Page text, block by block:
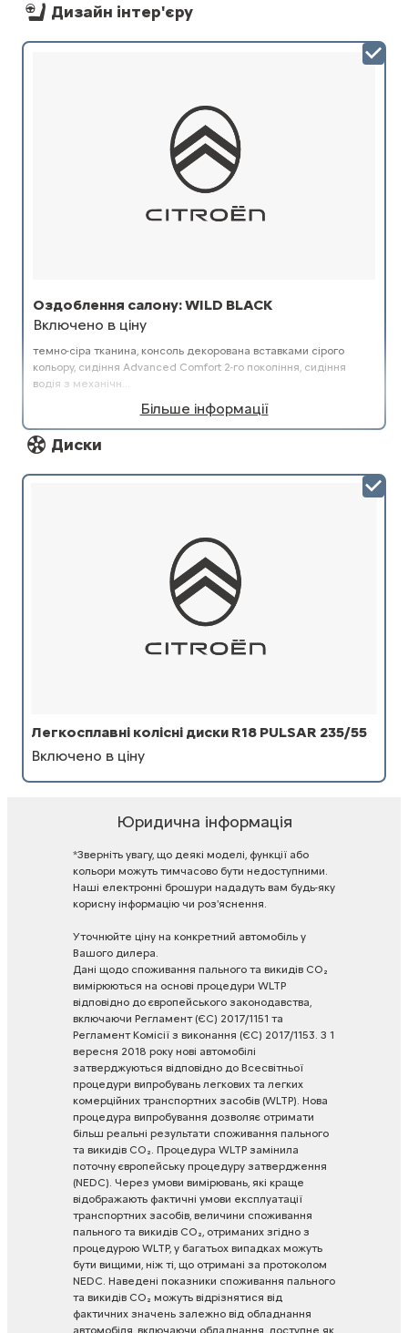
Дизайн інтер'єру
Оздоблення салону: WILD BLACK
Включено в ціну
темно-сіра тканина, консоль декорована вставками сірого
кольору, cидіння Advanced Comfort 2-го покоління, сидіння
водія з механічн...
Більше інформації
Диски
Легкосплавні колісні диски R18 PULSAR 235/55
Включено в ціну
Юридична інформація
*Зверніть увагу, що деякі моделі, функції або
кольори можуть тимчасово бути недоступними.
Наші електронні брошури нададуть вам будь-яку
корисну інформацію чи роз'яснення.
Уточнюйте ціну на конкретний автомобіль у
Вашого дилера.
Дані щодо споживання пального та викидів CO₂
вимірюються на основі процедури WLTP
відповідно до європейського законодавства,
включаючи Регламент (ЄС) 2017/1151 та
Регламент Комісії з виконання (ЄС) 2017/1153. З 1
вересня 2018 року нові автомобілі
затверджуються відповідно до Всесвітньої
процедури випробувань легкових та легких
комерційних транспортних засобів (WLTP). Нова
процедура випробування дозволяє отримати
більш реальні результати споживання пального
та викидів CO₂. Процедура WLTP замінила
поточну європейську процедуру затвердження
(NEDC). Через умови вимірювань, які краще
відображають фактичні умови експлуатації
транспортних засобів, величини споживання
пального та викидів CO₂, отриманих згідно з
процедурою WLTP, у багатьох випадках можуть
бути вищими, ніж ті, що отримані за протоколом
NEDC. Наведені показники споживання пального
та викидів CO₂ можуть відрізнятися від
фактичних значень залежно від обладнання
автомобіля, включаючи обладнання, доступне як